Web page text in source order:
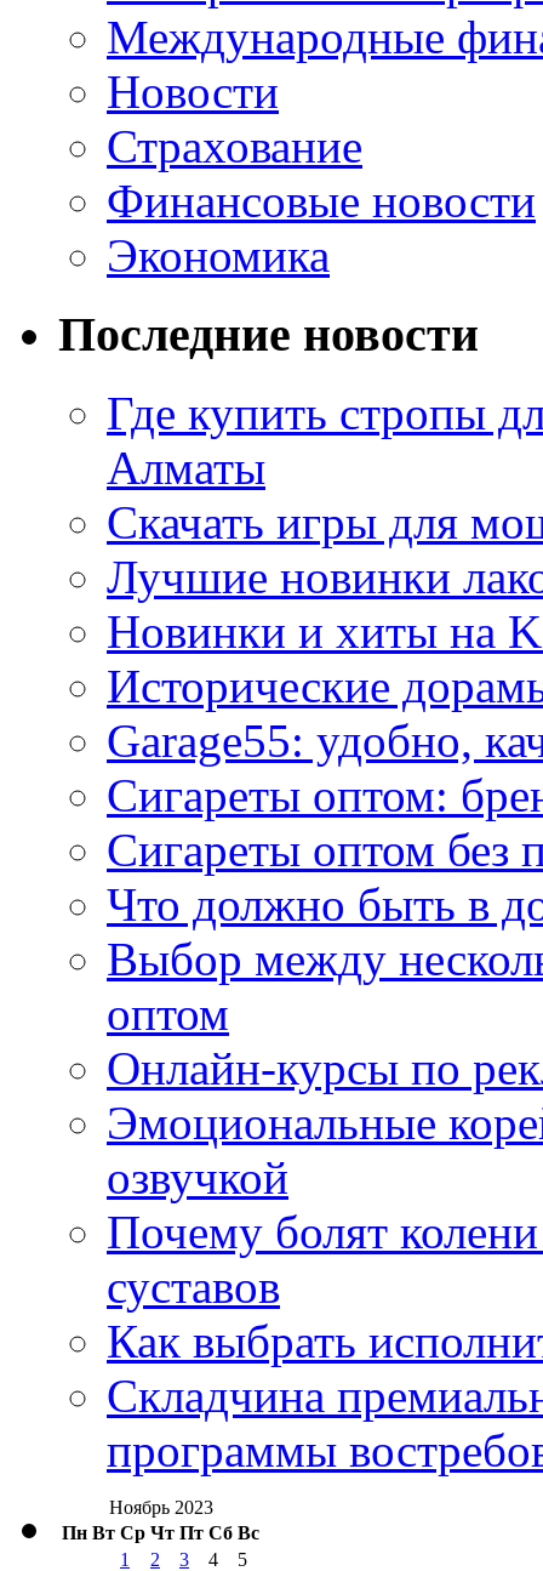
Международные
Новости
Страхование
Финансовые новости
Экономика
Последние новости
Где купить стропы
Алматы
Скачать игры для
Лучшие новинки
Новинки и хиты на
Исторические
Garage55: удобно,
Сигареты оптом:
Сигареты оптом без
Что должно быть в
Выбор между
оптом
Онлайн-курсы по
Эмоциональные
озвучкой
Почему болят
суставов
Как выбрать
Складчина
программы
Ноябрь 2023
Пн Вт Ср Чт Пт Сб Вс
1 2 3 4
5